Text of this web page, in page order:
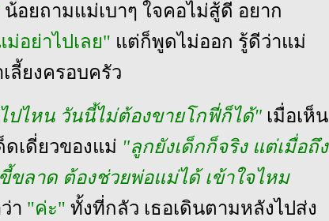
น้อยถามแม่เบาๆ ใจคอไม่สู้ดี อยาก
ม่อย่าไปเลย" แต่ก็พูดไม่ออก รู้ดีว่าแม่
ลี้ยงครอบครัว
ปไหน วันนี้ไม่ต้องขายโกฟี่ก็ได้" เมื่อเห็น
ดเดี่ยวของแม่ "ลูกยังเด็กก็จริง แต่เมื่อถึง
ขลาด ต้องช่วยพ่อแม่ได้ เข้าใจไหม
า "ค่ะ" ทั้งที่กลัว เธอเดินตามหลังไปส่ง